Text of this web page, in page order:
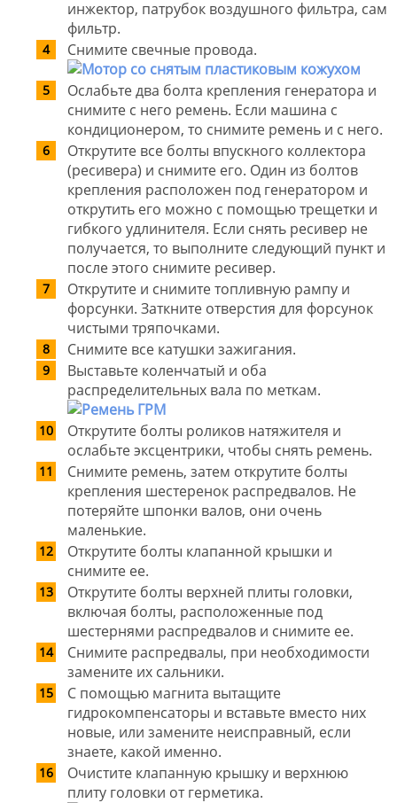
инжектор, патрубок воздушного фильтра, сам
фильтр.
Снимите свечные провода.
Ослабьте два болта крепления генератора и
снимите с него ремень. Если машина с
кондиционером, то снимите ремень и с него.
Открутите все болты впускного коллектора
(ресивера) и снимите его. Один из болтов
крепления расположен под генератором и
открутить его можно с помощью трещетки и
гибкого удлинителя. Если снять ресивер не
получается, то выполните следующий пункт и
после этого снимите ресивер.
Открутите и снимите топливную рампу и
форсунки. Заткните отверстия для форсунок
чистыми тряпочками.
Снимите все катушки зажигания.
Выставьте коленчатый и оба
распределительных вала по меткам.
Открутите болты роликов натяжителя и
ослабьте эксцентрики, чтобы снять ремень.
Снимите ремень, затем открутите болты
крепления шестеренок распредвалов. Не
потеряйте шпонки валов, они очень
маленькие.
Открутите болты клапанной крышки и
снимите ее.
Открутите болты верхней плиты головки,
включая болты, расположенные под
шестернями распредвалов и снимите ее.
Снимите распредвалы, при необходимости
замените их сальники.
С помощью магнита вытащите
гидрокомпенсаторы и вставьте вместо них
новые, или замените неисправный, если
знаете, какой именно.
Очистите клапанную крышку и верхнюю
плиту головки от герметика.